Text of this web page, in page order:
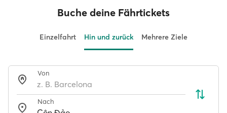
Buche deine Fährtickets
Einzelfahrt Hin und zurück Mehrere Ziele
Von
Nach